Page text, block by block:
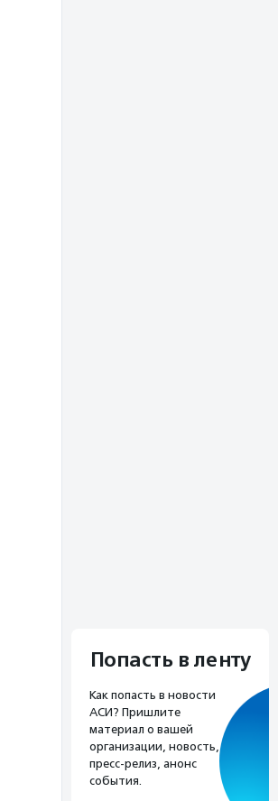
Попасть в ленту
Как попасть в новости
АСИ? Пришлите
материал о вашей
организации, новость,
пресс-релиз, анонс
события.